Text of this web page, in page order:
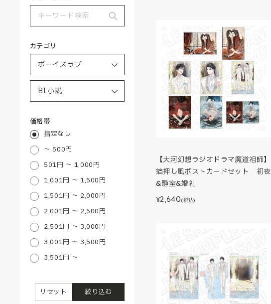
カテゴリ
価格帯
指定なし
～ 500円
501円 ～ 1,000円
1,001円 ～ 1,500円
1,501円 ～ 2,000円
2,001円 ～ 2,500円
2,501円 ～ 3,000円
3,001円 ～ 3,500円
3,501円 ～
絞り込む
リセット
【大河幻想ラジオドラマ魔道祖師】
箔押し風ポストカードセット 初夜
&静室&婚礼
¥2,640(税込)